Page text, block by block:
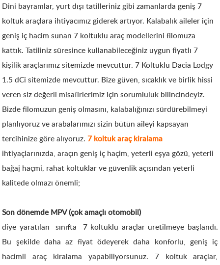
Dini bayramlar, yurt dışı tatilleriniz gibi zamanlarda geniş 7
koltuk araçlara ihtiyacımız giderek artıyor. Kalabalık aileler için
geniş iç hacim sunan 7 koltuklu araç modellerini filomuza
kattık. Tatiliniz süresince kullanabileceğiniz uygun fiyatlı 7
kişilik araçlarımız sitemizde mevcuttur. 7 Koltuklu Dacia Lodgy
1.5 dCi sitemizde mevcuttur. Bize güven, sıcaklık ve birlik hissi
veren siz değerli misafirlerimiz için sorumluluk bilincindeyiz.
Bizde filomuzun geniş olmasını, kalabalığınızı sürdürebilmeyi
planlıyoruz ve arabalarımızı sizin bütün aileyi kapsayan
tercihinize göre alıyoruz.7 koltuk araç kiralama
ihtiyaçlarınızda, araçın geniş iç haçim, yeterli eşya gözü, yeterli
bağaj haçmi, rahat koltuklar ve güvenlik açısından yeterli
kalitede olmazı önemli;
Son dönemde MPV (çok amaçlı otomobil)
diye yaratılan sınıfta 7 koltuklu araçlar üretilmeye başlandı.
Bu şekilde daha az fiyat ödeyerek daha konforlu, geniş iç
hacimli araç kiralama yapabiliyorsunuz. 7 koltuk araçlar,